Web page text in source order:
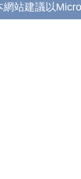
站建議以